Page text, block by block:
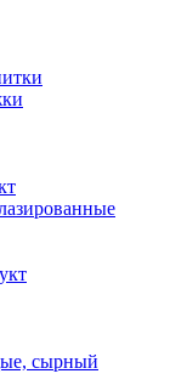
сырный